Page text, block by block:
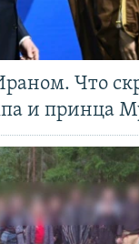
Что
и принца